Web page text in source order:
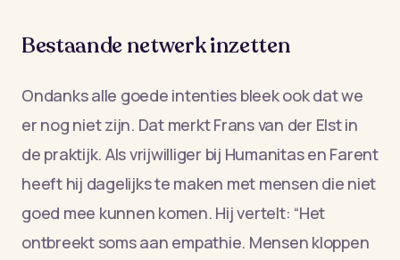
Bestaande netwerk inzetten
Ondanks alle goede intenties bleek ook dat we
er nog niet zijn. Dat merkt Frans van der Elst in
de praktijk. Als vrijwilliger bij Humanitas en Farent
heeft hij dagelijks te maken met mensen die niet
goed mee kunnen komen. Hij vertelt: “Het
ontbreekt soms aan empathie. Mensen kloppen